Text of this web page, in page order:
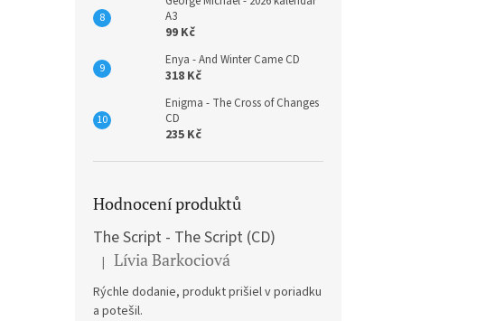
A3
99 Kč
Enya - And Winter Came CD
318 Kč
Enigma - The Cross of Changes
CD
235 Kč
Hodnocení produktů
The Script - The Script (CD)
Hodnocení produktu je 5 z 5 hvězdiček.
| Lívia Barkociová
Rýchle dodanie, produkt prišiel v poriadku
a potešil.